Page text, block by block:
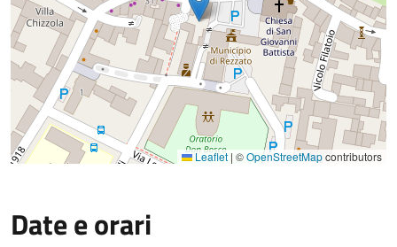
Leaflet | ©OpenStreetMapcontributors
Date e orari